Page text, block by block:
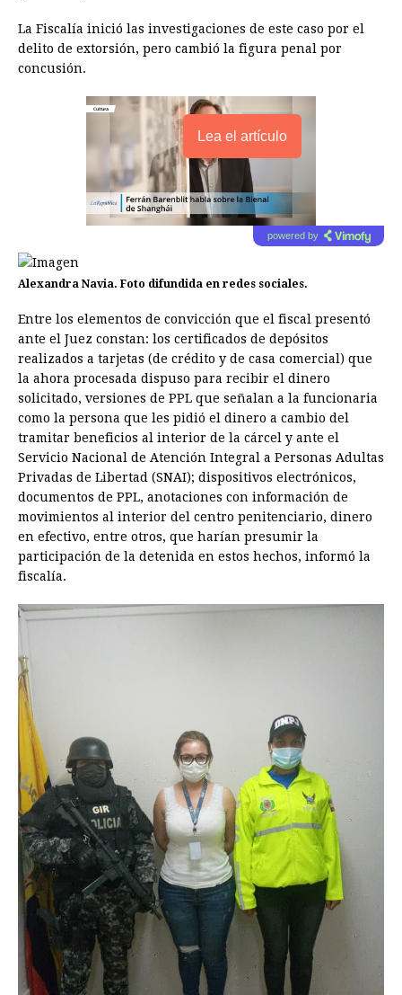
La Fiscalía inició las investigaciones de este caso por el
delito de extorsión, pero cambió la figura penal por
concusión.
Lea el artículo
powered by
Alexandra Navia. Foto difundida en redes sociales.
Entre los elementos de convicción que el fiscal presentó
ante el Juez constan: los certificados de depósitos
realizados a tarjetas (de crédito y de casa comercial) que
la ahora procesada dispuso para recibir el dinero
solicitado, versiones de PPL que señalan a la funcionaria
como la persona que les pidió el dinero a cambio del
tramitar beneficios al interior de la cárcel y ante el
Servicio Nacional de Atención Integral a Personas Adultas
Privadas de Libertad (SNAI); dispositivos electrónicos,
documentos de PPL, anotaciones con información de
movimientos al interior del centro penitenciario, dinero
en efectivo, entre otros, que harían presumir la
participación de la detenida en estos hechos, informó la
fiscalía.